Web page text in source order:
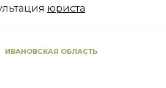
юриста
ИВАНОВСКАЯ ОБЛАСТЬ